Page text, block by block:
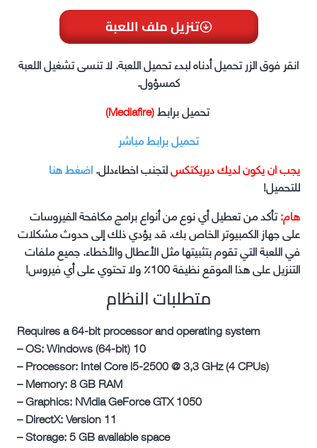
تنزيل ملف اللعبة
انقر فوق الزر تحميل أدناه لبدء تحميل اللعبة. لا تنسى تشغيل اللعبة
كمسؤول.
تحميل برابط(Mediafire)
تحميل برابط مباشر
يجب ان يكون لديك ديريكتكسلتجنب اخطاءدلل.اضغط هنا
للتحميل!
هام:تأكد من تعطيل أي نوع من أنواع برامج مكافحة الفيروسات
على جهاز الكمبيوتر الخاص بك. قد يؤدي ذلك إلى حدوث مشكلات
في اللعبة التي تقوم بتثبيتها مثل الأعطال والأخطاء. جميع ملفات
التنزيل على هذا الموقع نظيفة 100٪ ولا تحتوي على أي فيروس!
متطلبات النظام
Requires a 64-bit processor and operating system
– OS: Windows (64-bit) 10
– Processor: Intel Core i5-2500 @ 3,3 GHz (4 CPUs)
– Memory: 8 GB RAM
– Graphics: NVidia GeForce GTX 1050
– DirectX: Version 11
– Storage: 5 GB available space